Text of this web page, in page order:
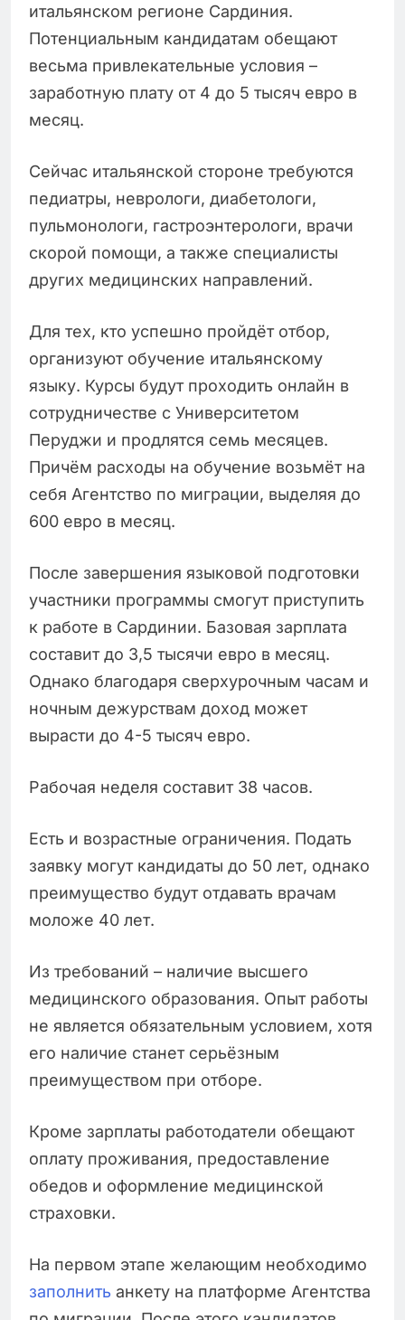
итальянском регионе Сардиния.
Потенциальным кандидатам обещают
весьма привлекательные условия –
заработную плату от 4 до 5 тысяч евро в
месяц.
Сейчас итальянской стороне требуются
педиатры, неврологи, диабетологи,
пульмонологи, гастроэнтерологи, врачи
скорой помощи, а также специалисты
других медицинских направлений.
Для тех, кто успешно пройдёт отбор,
организуют обучение итальянскому
языку. Курсы будут проходить онлайн в
сотрудничестве с Университетом
Перуджи и продлятся семь месяцев.
Причём расходы на обучение возьмёт на
себя Агентство по миграции, выделяя до
600 евро в месяц.
После завершения языковой подготовки
участники программы смогут приступить
к работе в Сардинии. Базовая зарплата
составит до 3,5 тысячи евро в месяц.
Однако благодаря сверхурочным часам и
ночным дежурствам доход может
вырасти до 4-5 тысяч евро.
Рабочая неделя составит 38 часов.
Есть и возрастные ограничения. Подать
заявку могут кандидаты до 50 лет, однако
преимущество будут отдавать врачам
моложе 40 лет.
Из требований – наличие высшего
медицинского образования. Опыт работы
не является обязательным условием, хотя
его наличие станет серьёзным
преимуществом при отборе.
Кроме зарплаты работодатели обещают
оплату проживания, предоставление
обедов и оформление медицинской
страховки.
На первом этапе желающим необходимо
заполнить анкету на платформе Агентства